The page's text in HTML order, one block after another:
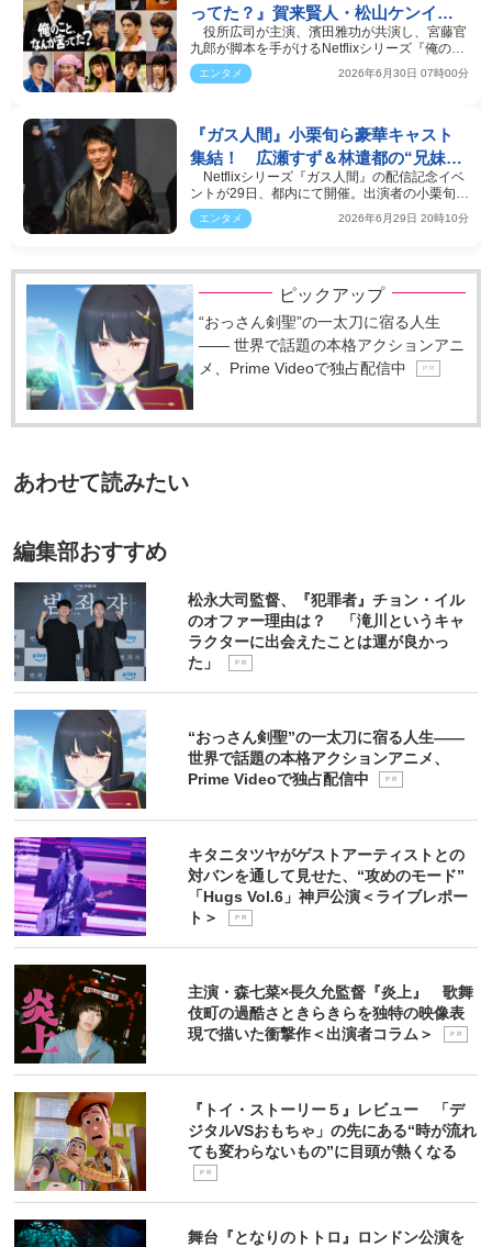
ってた？』賀来賢人・松山ケンイ
チ・河合優実ら豪華追加キャスト発
表
役所広司が主演、濱田雅功が共演し、宮藤官
九郎が脚本を手がけるNetflixシリーズ『俺のこ
と、なんか言っ…
エンタメ 2026年6月30日 07時00分
『ガス人間』小栗旬ら豪華キャスト
集結！ 広瀬すず＆林遣都の“兄妹距
離感”にほっこり
Netflixシリーズ『ガス人間』の配信記念イベ
ントが29日、都内にて開催。出演者の小栗旬、
蒼井優、広瀬す…
エンタメ 2026年6月29日 20時10分
ピックアップ
“おっさん剣聖”の一太刀に宿る人生
―― 世界で話題の本格アクションアニ
メ、Prime Videoで独占配信中
P R
あわせて読みたい
編集部おすすめ
松永大司監督、『犯罪者』チョン・イル
のオファー理由は？ 「滝川というキャ
ラクターに出会えたことは運が良かっ
た」
P R
“おっさん剣聖”の一太刀に宿る人生――
世界で話題の本格アクションアニメ、
Prime Videoで独占配信中
P R
キタニタツヤがゲストアーティストとの
対バンを通して見せた、“攻めのモード”
「Hugs Vol.6」神戸公演＜ライブレポー
ト＞
P R
主演・森七菜×長久允監督『炎上』 歌舞
伎町の過酷さときらきらを独特の映像表
現で描いた衝撃作＜出演者コラム＞
P R
『トイ・ストーリー５』レビュー 「デ
ジタルVSおもちゃ」の先にある“時が流れ
ても変わらないもの”に目頭が熱くなる
P R
舞台『となりのトトロ』ロンドン公演を